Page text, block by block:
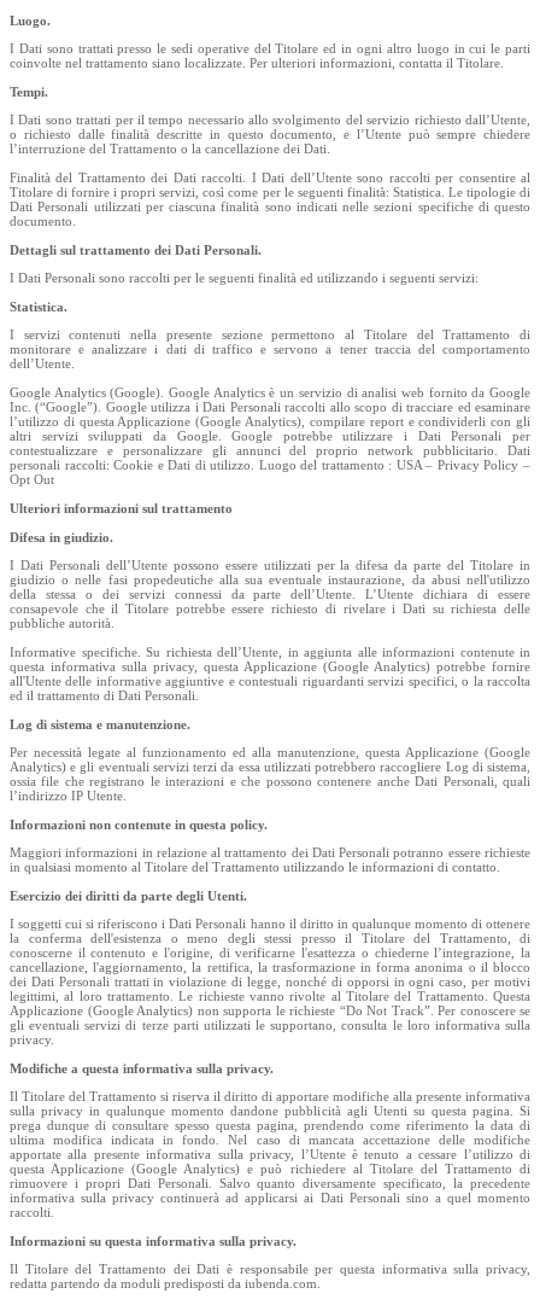
Luogo.
I Dati sono trattati presso le sedi operative del Titolare ed in ogni altro luogo in cui le parti
coinvolte nel trattamento siano localizzate. Per ulteriori informazioni, contatta il Titolare.
Tempi.
I Dati sono trattati per il tempo necessario allo svolgimento del servizio richiesto dall’Utente,
o richiesto dalle finalità descritte in questo documento, e l’Utente può sempre chiedere
l’interruzione del Trattamento o la cancellazione dei Dati.
Finalità del Trattamento dei Dati raccolti. I Dati dell’Utente sono raccolti per consentire al
Titolare di fornire i propri servizi, così come per le seguenti finalità: Statistica. Le tipologie di
Dati Personali utilizzati per ciascuna finalità sono indicati nelle sezioni specifiche di questo
documento.
Dettagli sul trattamento dei Dati Personali.
I Dati Personali sono raccolti per le seguenti finalità ed utilizzando i seguenti servizi:
Statistica.
I servizi contenuti nella presente sezione permettono al Titolare del Trattamento di
monitorare e analizzare i dati di traffico e servono a tener traccia del comportamento
dell’Utente.
Google Analytics (Google). Google Analytics è un servizio di analisi web fornito da Google
Inc. (“Google”). Google utilizza i Dati Personali raccolti allo scopo di tracciare ed esaminare
l’utilizzo di questa Applicazione (Google Analytics), compilare report e condividerli con gli
altri servizi sviluppati da Google. Google potrebbe utilizzare i Dati Personali per
contestualizzare e personalizzare gli annunci del proprio network pubblicitario. Dati
personali raccolti: Cookie e Dati di utilizzo. Luogo del trattamento : USA – Privacy Policy –
Opt Out
Ulteriori informazioni sul trattamento
Difesa in giudizio.
I Dati Personali dell’Utente possono essere utilizzati per la difesa da parte del Titolare in
giudizio o nelle fasi propedeutiche alla sua eventuale instaurazione, da abusi nell'utilizzo
della stessa o dei servizi connessi da parte dell’Utente. L’Utente dichiara di essere
consapevole che il Titolare potrebbe essere richiesto di rivelare i Dati su richiesta delle
pubbliche autorità.
Informative specifiche. Su richiesta dell’Utente, in aggiunta alle informazioni contenute in
questa informativa sulla privacy, questa Applicazione (Google Analytics) potrebbe fornire
all'Utente delle informative aggiuntive e contestuali riguardanti servizi specifici, o la raccolta
ed il trattamento di Dati Personali.
Log di sistema e manutenzione.
Per necessità legate al funzionamento ed alla manutenzione, questa Applicazione (Google
Analytics) e gli eventuali servizi terzi da essa utilizzati potrebbero raccogliere Log di sistema,
ossia file che registrano le interazioni e che possono contenere anche Dati Personali, quali
l’indirizzo IP Utente.
Informazioni non contenute in questa policy.
Maggiori informazioni in relazione al trattamento dei Dati Personali potranno essere richieste
in qualsiasi momento al Titolare del Trattamento utilizzando le informazioni di contatto.
Esercizio dei diritti da parte degli Utenti.
I soggetti cui si riferiscono i Dati Personali hanno il diritto in qualunque momento di ottenere
la conferma dell'esistenza o meno degli stessi presso il Titolare del Trattamento, di
conoscerne il contenuto e l'origine, di verificarne l'esattezza o chiederne l’integrazione, la
cancellazione, l'aggiornamento, la rettifica, la trasformazione in forma anonima o il blocco
dei Dati Personali trattati in violazione di legge, nonché di opporsi in ogni caso, per motivi
legittimi, al loro trattamento. Le richieste vanno rivolte al Titolare del Trattamento. Questa
Applicazione (Google Analytics) non supporta le richieste “Do Not Track”. Per conoscere se
gli eventuali servizi di terze parti utilizzati le supportano, consulta le loro informativa sulla
privacy.
Modifiche a questa informativa sulla privacy.
Il Titolare del Trattamento si riserva il diritto di apportare modifiche alla presente informativa
sulla privacy in qualunque momento dandone pubblicità agli Utenti su questa pagina. Si
prega dunque di consultare spesso questa pagina, prendendo come riferimento la data di
ultima modifica indicata in fondo. Nel caso di mancata accettazione delle modifiche
apportate alla presente informativa sulla privacy, l’Utente è tenuto a cessare l’utilizzo di
questa Applicazione (Google Analytics) e può richiedere al Titolare del Trattamento di
rimuovere i propri Dati Personali. Salvo quanto diversamente specificato, la precedente
informativa sulla privacy continuerà ad applicarsi ai Dati Personali sino a quel momento
raccolti.
Informazioni su questa informativa sulla privacy.
Il Titolare del Trattamento dei Dati è responsabile per questa informativa sulla privacy,
redatta partendo da moduli predisposti da iubenda.com.